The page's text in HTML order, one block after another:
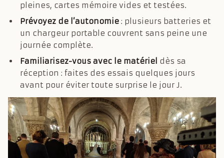
pleines, cartes mémoire vides et testées.
Prévoyez de l’autonomie : plusieurs batteries et
un chargeur portable couvrent sans peine une
journée complète.
Familiarisez-vous avec le matériel dès sa
réception : faites des essais quelques jours
avant pour éviter toute surprise le jour J.